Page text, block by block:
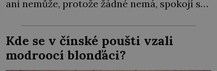
ani nemůže, protože žádné nemá, spokojí se
Zraněná žena pár dní nato umírá. Je to muž
nebývale krutý. Jeho činy budí hrůzu ještě
dlouho po jeho smrti […]
Kde se v čínské poušti vzali
modroocí blonďáci?